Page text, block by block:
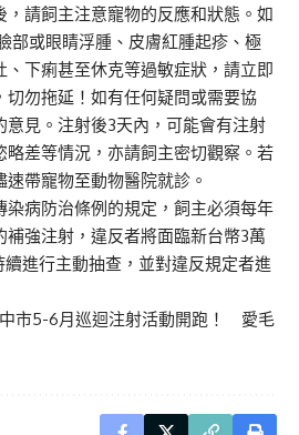
請飼主注意寵物的反應和狀態。如
部或眼睛浮腫、皮膚紅腫起疹、極
、下痢甚至休克等過敏症狀，請立即
切勿拖延！如有任何疑問或需要協
見。注射後3天內，可能會有注射
略差等情況，亦請飼主密切觀察。若
速帶寵物至動物醫院就診。
染病防治條例的規定，飼主必須每年
強注射，違反者將面臨新台幣3萬
續進行主動抽查，並對違反規定者進
中市5-6月巡迴注射活動開跑！ 愛毛